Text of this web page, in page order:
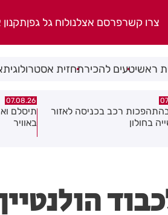
צרו קשרפרסם אצלנולוח גל גפן
ראשיטעים להכירתחזית אסטרולוגית
ואתניקס הרימו את חולון
07.08.26
פצוע